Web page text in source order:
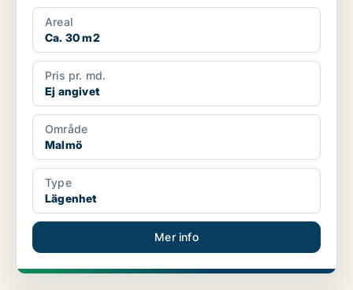
Areal
Ca. 30 m2
Pris pr. md.
Ej angivet
Område
Malmö
Type
Lägenhet
Mer info